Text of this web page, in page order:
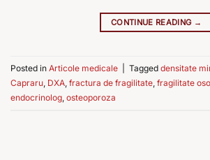
CONTINUE READING →
Posted in Articole medicale Tagged densitate
Capraru, DXA, fractura de fragilitate, fragilitate
endocrinolog, osteoporoza